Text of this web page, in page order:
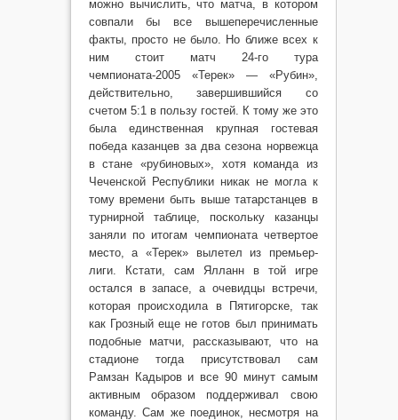
можно вычислить, что матча, в котором
совпали бы все вышеперечисленные
факты, просто не было. Но ближе всех к
ним стоит матч 24-го тура
чемпионата-2005 «Терек» — «Рубин»,
действительно, завершившийся со
счетом 5:1 в пользу гостей. К тому же это
была единственная крупная гостевая
победа казанцев за два сезона норвежца
в стане «рубиновых», хотя команда из
Чеченской Республики никак не могла к
тому времени быть выше татарстанцев в
турнирной таблице, поскольку казанцы
заняли по итогам чемпионата четвертое
место, а «Терек» вылетел из премьер-
лиги. Кстати, сам Ялланн в той игре
остался в запасе, а очевидцы встречи,
которая происходила в Пятигорске, так
как Грозный еще не готов был принимать
подобные матчи, рассказывают, что на
стадионе тогда присутствовал сам
Рамзан Кадыров и все 90 минут самым
активным образом поддерживал свою
команду. Сам же поединок, несмотря на